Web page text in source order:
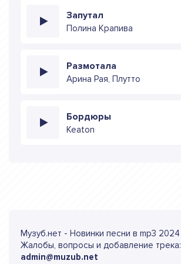
Запутал
Полина Крапива
Размотала
Арина Рая, Плутто
Бордюры
Keaton
Музуб.нет - Новинки песни в mp3 2024
Жалобы, вопросы и добавление трека:
admin@muzub.net